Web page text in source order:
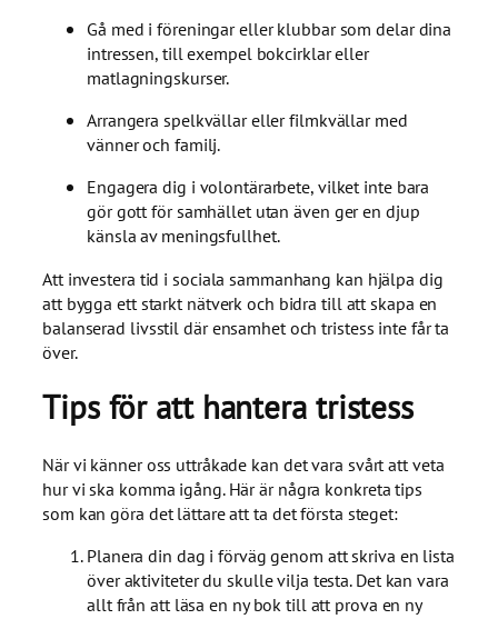
Gå med i föreningar eller klubbar som delar dina
intressen, till exempel bokcirklar eller
matlagningskurser.
Arrangera spelkvällar eller filmkvällar med
vänner och familj.
Engagera dig i volontärarbete, vilket inte bara
gör gott för samhället utan även ger en djup
känsla av meningsfullhet.
Att investera tid i sociala sammanhang kan hjälpa dig
att bygga ett starkt nätverk och bidra till att skapa en
balanserad livsstil där ensamhet och tristess inte får ta
över.
Tips för att hantera tristess
När vi känner oss uttråkade kan det vara svårt att veta
hur vi ska komma igång. Här är några konkreta tips
som kan göra det lättare att ta det första steget:
Planera din dag i förväg genom att skriva en lista
över aktiviteter du skulle vilja testa. Det kan vara
allt från att läsa en ny bok till att prova en ny